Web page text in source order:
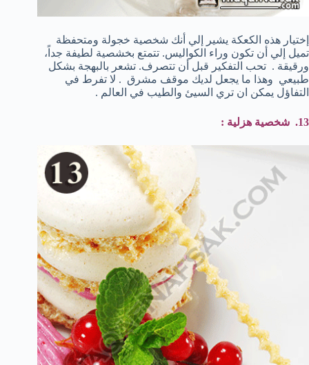
إختيار هذه الكعكة يشير إلي أنك شخصية خجولة ومتحفظة
تميل إلي أن تكون وراء الكواليس. تتمتع بخشصية لطيفة جداً،
ورقيقة . تحب التفكير قبل أن تتصرف. تشعر بالبهجة بشكل
طبيعي وهذا ما يجعل لديك موقف مشرق . لا تفرط في
التفاؤل يمكن ان تري السيئ والطيب في العالم .
13. شخصية هزلية :